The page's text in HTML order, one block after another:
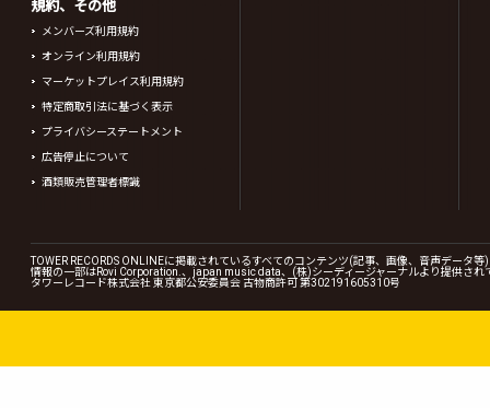
規約、その他
メンバーズ利用規約
オンライン利用規約
マーケットプレイス利用規約
特定商取引法に基づく表示
プライバシーステートメント
広告停止について
酒類販売管理者標識
TOWER RECORDS ONLINEに掲載されているすべてのコンテンツ(記事、画像、音声データ
情報の一部はRovi Corporation.、japan music data、(株)シーディージャーナルより提供され
タワーレコード株式会社 東京都公安委員会 古物商許可 第302191605310号